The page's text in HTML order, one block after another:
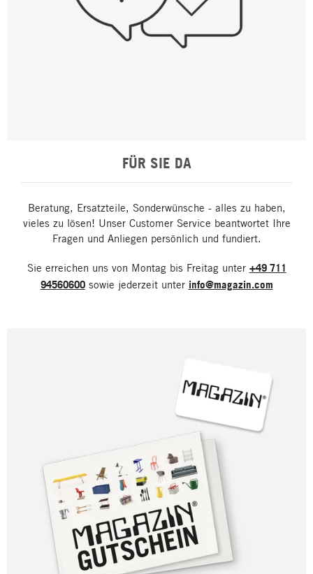
FÜR SIE DA
Beratung, Ersatzteile, Sonderwünsche - alles zu haben,
vieles zu lösen! Unser Customer Service beantwortet Ihre
Fragen und Anliegen persönlich und fundiert.
Sie erreichen uns von Montag bis Freitag unter +49 711
94560600sowie jederzeit unter info@magazin.com